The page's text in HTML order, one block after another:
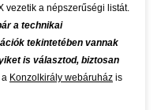
vezetik a népszerűségi listát.
a technikai
tekintetében vannak
is választod, biztosan
a Konzolkirály webáruház is